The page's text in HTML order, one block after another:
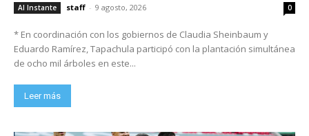
Al Instante staff - 9 agosto, 2026 0
* En coordinación con los gobiernos de Claudia Sheinbaum y
Eduardo Ramírez, Tapachula participó con la plantación simultánea
de ocho mil árboles en este...
Leer más